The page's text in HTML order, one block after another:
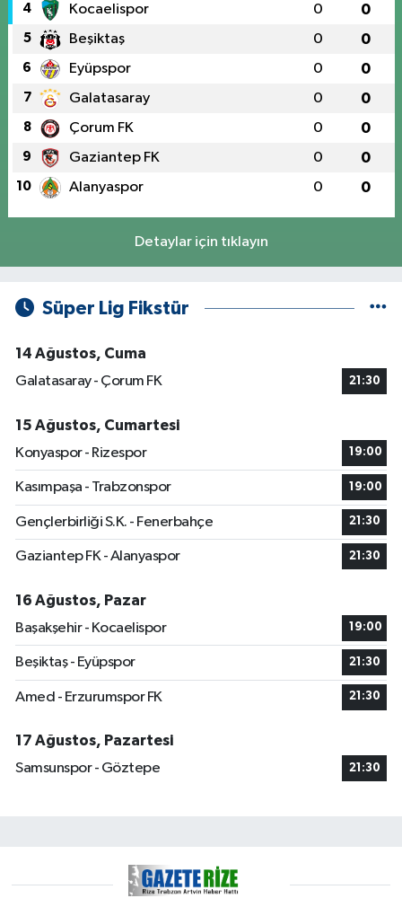
4 Kocaelispor 0 0
5 Beşiktaş 0 0
6 Eyüpspor 0 0
7 Galatasaray 0 0
8 Çorum FK 0 0
9 Gaziantep FK 0 0
10 Alanyaspor 0 0
Detaylar için tıklayın
Süper Lig Fikstür
14 Ağustos, Cuma
Galatasaray - Çorum FK
21:30
15 Ağustos, Cumartesi
Konyaspor - Rizespor
19:00
Kasımpaşa - Trabzonspor 19:00
Gençlerbirliği S.K. - Fenerbahçe 21:30
Gaziantep FK - Alanyaspor 21:30
16 Ağustos, Pazar
Başakşehir - Kocaelispor
19:00
Beşiktaş - Eyüpspor 21:30
Amed - Erzurumspor FK 21:30
17 Ağustos, Pazartesi
Samsunspor - Göztepe
21:30